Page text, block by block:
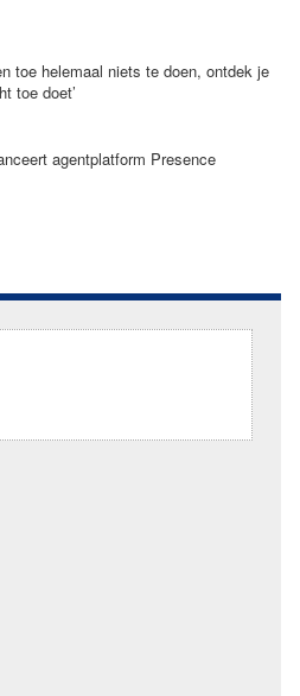
toe helemaal niets te doen, ontdek je
toe doet’
agentplatform Presence